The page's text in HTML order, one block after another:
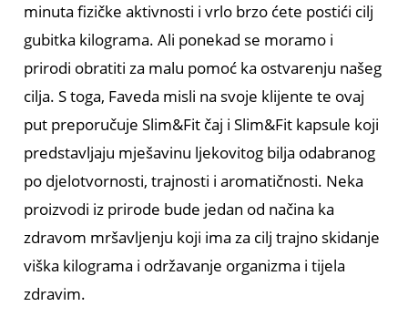
minuta fizičke aktivnosti i vrlo brzo ćete postići cilj
gubitka kilograma. Ali ponekad se moramo i
prirodi obratiti za malu pomoć ka ostvarenju našeg
cilja. S toga, Faveda misli na svoje klijente te ovaj
put preporučuje Slim&Fit čaj i Slim&Fit kapsule koji
predstavljaju mješavinu ljekovitog bilja odabranog
po djelotvornosti, trajnosti i aromatičnosti. Neka
proizvodi iz prirode bude jedan od načina ka
zdravom mršavljenju koji ima za cilj trajno skidanje
viška kilograma i održavanje organizma i tijela
zdravim.